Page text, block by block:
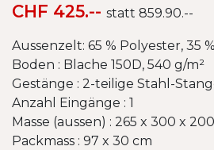
CHF 425.-- statt 859.90.--
Aussenzelt: 65 % Polyester, 35
Boden : Blache 150D, 540 g/m²
Gestänge : 2-teilige Stahl-
Anzahl Eingänge : 1
Masse (aussen) : 265 x 300 x
Packmass : 97 x 30 cm